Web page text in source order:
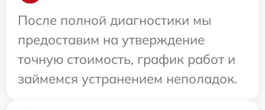
После полной диагностики мы
предоставим на утверждение
точную стоимость, график работ и
займемся устранением неполадок.